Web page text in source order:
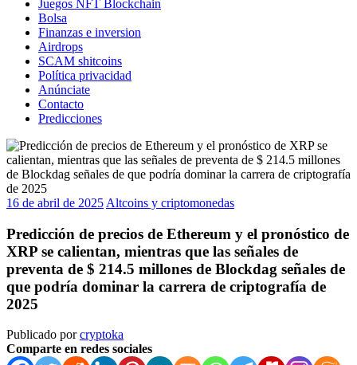
Juegos NFT Blockchain
Bolsa
Finanzas e inversion
Airdrops
SCAM shitcoins
Política privacidad
Anúnciate
Contacto
Predicciones
16 de abril de 2025 Altcoins y criptomonedas
Predicción de precios de Ethereum y el pronóstico de
XRP se calientan, mientras que las señales de
preventa de $ 214.5 millones de Blockdag señales de
que podría dominar la carrera de criptografía de
2025
Publicado porcryptoka
Comparte en redes sociales